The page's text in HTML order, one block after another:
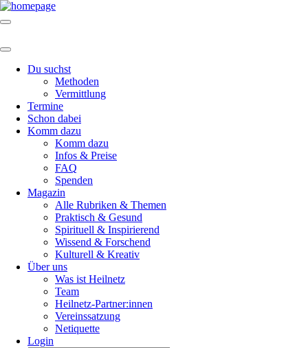
Du suchst
Methoden
Vermittlung
Termine
Schon dabei
Komm dazu
Komm dazu
Infos & Preise
FAQ
Spenden
Magazin
Alle Rubriken & Themen
Praktisch & Gesund
Spirituell & Inspirierend
Wissend & Forschend
Kulturell & Kreativ
Über uns
Was ist Heilnetz
Team
Heilnetz-Partner:innen
Vereinssatzung
Netiquette
Login